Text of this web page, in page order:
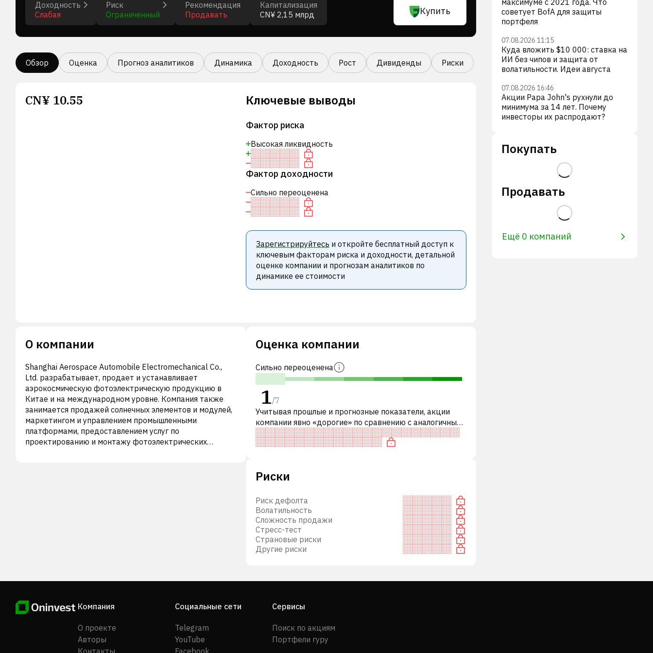
Доходность
Слабая
Риск
Ограниченный
Рекомендация
Продавать
Капитализация
CN¥ 2,15 млрд
Купить
Обзор Оценка Прогноз аналитиков Динамика Доходность Рост Дивиденды Риски
CN¥ 10.55 Ключевые выводы
Фактор риска
Высокая ликвидность
Фактор доходности
Сильно переоценена
Зарегистрируйтесь и откройте бесплатный доступ к
ключевым факторам риска и доходности, детальной
оценке компании и прогнозам аналитиков по
динамике ее стоимости
О компании
Shanghai Aerospace Automobile Electromechanical Co.,
Ltd. разрабатывает, продает и устанавливает
аэрокосмическую фотоэлектрическую продукцию в
Китае и на международном уровне. Компания также
занимается продажей солнечных элементов и модулей,
маркетингом и управлением промышленными
платформами, предоставлением услуг по
проектированию и монтажу фотоэлектрических
занимается исследованиями и разработками,
области военно-гражданской интеграции. Компания
была основана в 1998 году и базируется в Шанхае,
Оценка компании
Сильно переоценена
1/7
Учитывая прошлые и прогнозные показатели, акции
компании явно «дорогие» по сравнению с аналогичными
компаниями. В частности, акция компании переоценена
по P/FCF.
Риски
Риск дефолта
Волатильность
Сложность продажи
Стресс-тест
Страновые риски
Другие риски
максимуме с 2021 года. Что
советует BofA для защиты
портфеля
07.08.2026 11:15
Куда вложить $10 000: ставка на
ИИ без чипов и защита от
волатильности. Идеи августа
07.08.2026 16:46
Акции Papa John's рухнули до
минимума за 14 лет. Почему
инвесторы их распродают?
Покупать
Продавать
Ещё 0 компаний
Компания
О проекте
Авторы
Контакты
Социальные сети
Telegram
YouTube
Facebook
Сервисы
Поиск по акциям
Портфели гуру